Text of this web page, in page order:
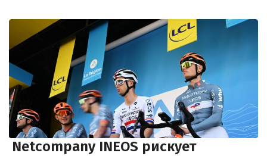
Netcompany INEOS рискует